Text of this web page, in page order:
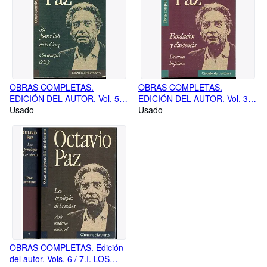
OBRAS COMPLETAS.
EDICIÓN DEL AUTOR. Vol. 5.
SOR JUANA INÉS DE LA
Usado
OBRAS COMPLETAS.
EDICIÓN DEL AUTOR. Vol. 3.
FUNDACIÓN Y DISIDENCIA.
Usado
OBRAS COMPLETAS. Edición
del autor. Vols. 6 / 7.I. LOS